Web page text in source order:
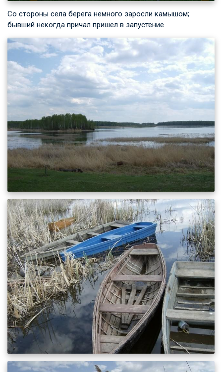
Со стороны села берега немного заросли камышом;
бывший некогда причал пришел в запустение